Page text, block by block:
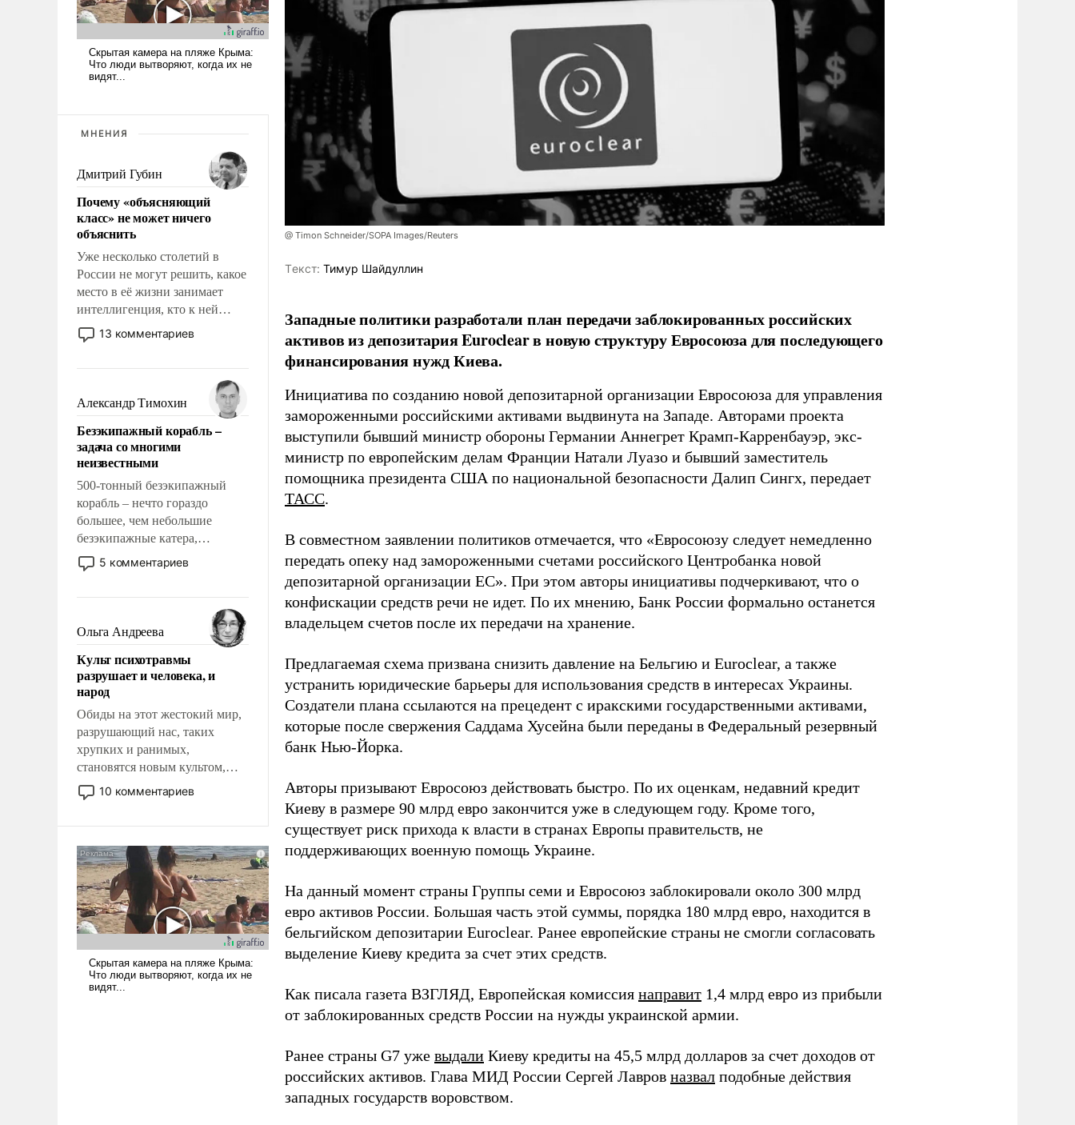
МНЕНИЯ
Дмитрий Губин
Почему «объясняющий
класс» не может ничего
объяснить
Уже несколько столетий в
России не могут решить, какое
место в её жизни занимает
интеллигенция, кто к ней
принадлежит, а кого из неё
исключили с правом
чем она отличается от просто
образованных людей. Иногда
казалось, что эти вопросы
решены раз и навсегда, но –
нет, не решены.
13 комментариев
Александр Тимохин
Безэкипажный корабль –
задача со многими
неизвестными
500-тонный безэкипажный
корабль – нечто гораздо
большее, чем небольшие
безэкипажные катера,
применение которых уже
стало обыденностью. Задача по
сложна и амбициозна. Однако
и ее реализация радикально
поднимет наши боевые
возможности.
5 комментариев
Ольга Андреева
Культ психотравмы
разрушает и человека, и
народ
Обиды на этот жестокий мир,
разрушающий нас, таких
хрупких и ранимых,
становятся новым культом,
постепенно вытесняя и
отменяя традиционное
ударами судьбы, брать на себя
ответственность, помогать
слабым, идти вперед и
адаптироваться.
10 комментариев
@ Timon Schneider/SOPA Images/Reuters
Tекст: Тимур Шайдуллин
Западные политики разработали план передачи заблокированных российских
активов из депозитария Euroclear в новую структуру Евросоюза для последующего
финансирования нужд Киева.
Инициатива по созданию новой депозитарной организации Евросоюза для управления
замороженными российскими активами выдвинута на Западе. Авторами проекта
выступили бывший министр обороны Германии Аннегрет Крамп-Карренбауэр, экс-
министр по европейским делам Франции Натали Луазо и бывший заместитель
помощника президента США по национальной безопасности Далип Сингх, передает
ТАСС.
В совместном заявлении политиков отмечается, что «Евросоюзу следует немедленно
передать опеку над замороженными счетами российского Центробанка новой
депозитарной организации ЕС». При этом авторы инициативы подчеркивают, что о
конфискации средств речи не идет. По их мнению, Банк России формально останется
владельцем счетов после их передачи на хранение.
Предлагаемая схема призвана снизить давление на Бельгию и Euroclear, а также
устранить юридические барьеры для использования средств в интересах Украины.
Создатели плана ссылаются на прецедент с иракскими государственными активами,
которые после свержения Саддама Хусейна были переданы в Федеральный резервный
банк Нью-Йорка.
Авторы призывают Евросоюз действовать быстро. По их оценкам, недавний кредит
Киеву в размере 90 млрд евро закончится уже в следующем году. Кроме того,
существует риск прихода к власти в странах Европы правительств, не
поддерживающих военную помощь Украине.
На данный момент страны Группы семи и Евросоюз заблокировали около 300 млрд
евро активов России. Большая часть этой суммы, порядка 180 млрд евро, находится в
бельгийском депозитарии Euroclear. Ранее европейские страны не смогли согласовать
выделение Киеву кредита за счет этих средств.
Как писала газета ВЗГЛЯД, Европейская комиссия направит 1,4 млрд евро из прибыли
от заблокированных средств России на нужды украинской армии.
Ранее страны G7 уже выдали Киеву кредиты на 45,5 млрд долларов за счет доходов от
российских активов. Глава МИД России Сергей Лавров назвал подобные действия
западных государств воровством.